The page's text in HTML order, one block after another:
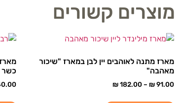
מוצרים קשורים
מארז מתנה לאוהבים יין לבן במארז "שיכור
מאהבה"
₪91.00
–
₪182.00
מארז
כשר